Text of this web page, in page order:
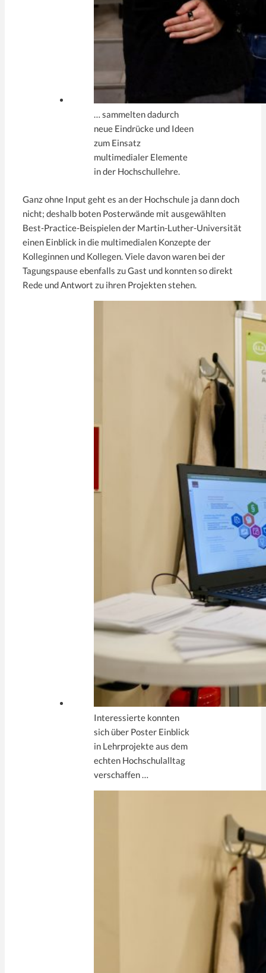
… sammelten dadurch
neue Eindrücke und Ideen
zum Einsatz
multimedialer Elemente
in der Hochschullehre.
Ganz ohne Input geht es an der Hochschule ja dann doch
nicht; deshalb boten Posterwände mit ausgewählten
Best-Practice-Beispielen der Martin-Luther-Universität
einen Einblick in die multimedialen Konzepte der
Kolleginnen und Kollegen. Viele davon waren bei der
Tagungspause ebenfalls zu Gast und konnten so direkt
Rede und Antwort zu ihren Projekten stehen.
Interessierte konnten
sich über Poster Einblick
in Lehrprojekte aus dem
echten Hochschulalltag
verschaffen …